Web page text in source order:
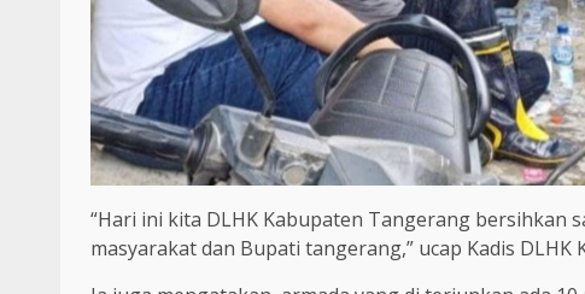
“Hari ini kita DLHK Kabupaten Tangerang bersihkan
masyarakat dan Bupati tangerang,” ucap Kadis